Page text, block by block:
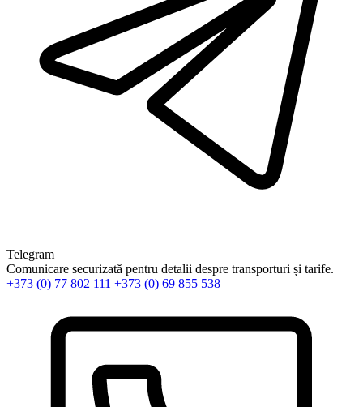
Telegram
Comunicare securizată pentru detalii despre transporturi și tarife.
+373 (0) 77 802 111 +373 (0) 69 855 538